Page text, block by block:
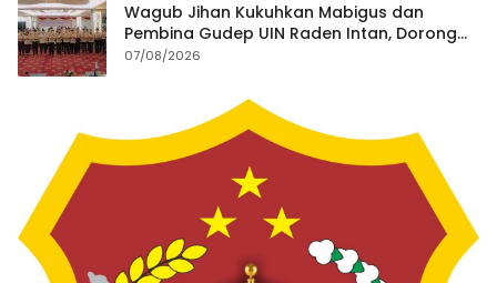
Wagub Jihan Kukuhkan Mabigus dan
Pembina Gudep UIN Raden Intan, Dorong
Penguatan Karakter Generasi Muda
07/08/2026